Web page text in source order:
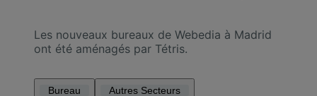
Les nouveaux bureaux de Webedia à Madrid
ont été aménagés par Tétris.
Bureau Autres Secteurs